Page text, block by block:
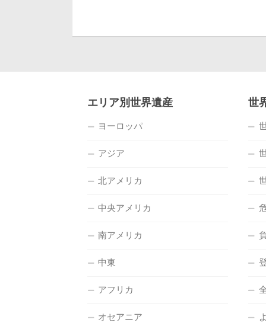
エリア別世界遺産
ヨーロッパ
アジア
北アメリカ
中央アメリカ
南アメリカ
中東
アフリカ
オセアニア
世